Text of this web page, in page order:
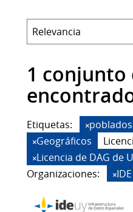
1 conjunto
Etiquetas: poblados
Geográficos
Licencia de DAG de
Organizaciones:
IDE